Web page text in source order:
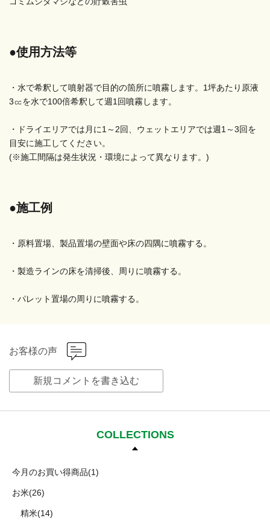
●使用方法等
・水で希釈して噴射器で目的の箇所に噴霧します。1坪あたり原液
3㏄を水で100倍希釈して週1回噴霧します。
・ドライエリアでは月に1～2回、ウェットエリアでは週1～3回を
目安に施工してください。
(※施工間隔は発生状況・環境によって異なります。)
●施工例
・原料置場、製品置場の壁面や床の四隅に噴霧する。
・製造ラインの床を清掃後、周りに噴霧する。
・パレット置場の周りに噴霧する。
お客様の声
新規コメントを書き込む
COLLECTIONS
今月のお買い得商品(1)
お米(26)
精米(14)